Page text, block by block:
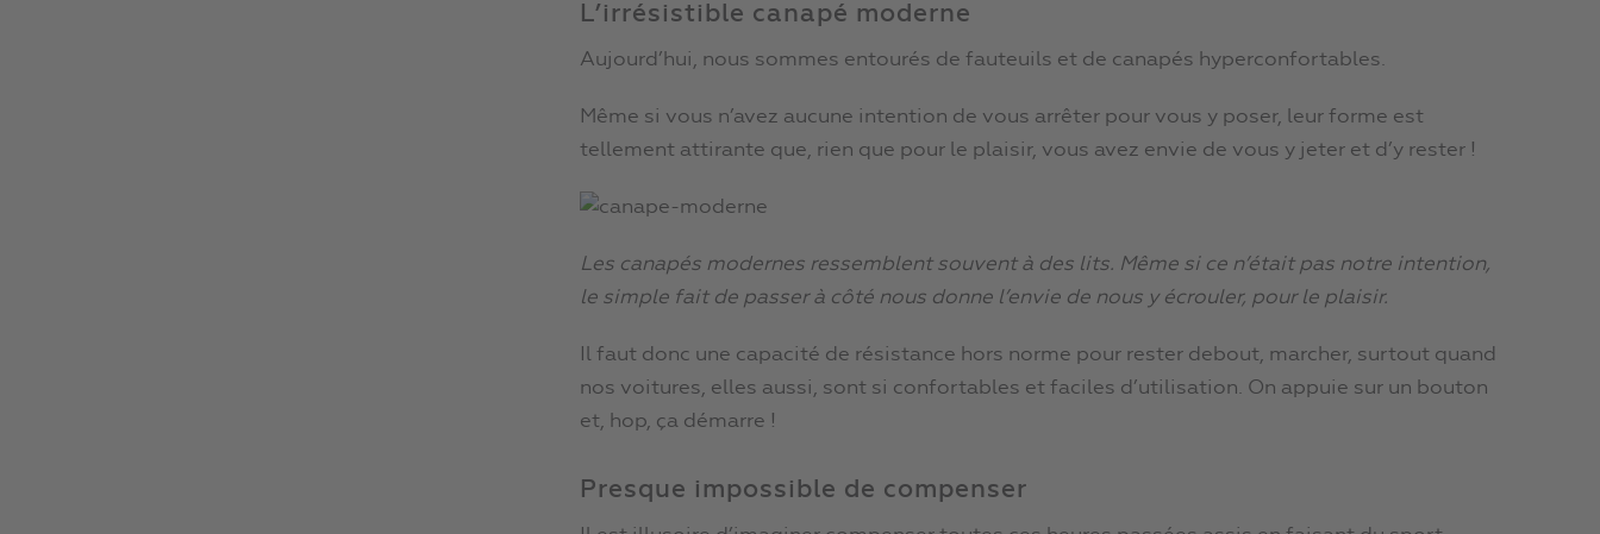
L’irrésistible canapé moderne
Aujourd’hui, nous sommes entourés de fauteuils et de canapés hyperconfortables.
Même si vous n’avez aucune intention de vous arrêter pour vous y poser, leur forme est
tellement attirante que, rien que pour le plaisir, vous avez envie de vous y jeter et d’y rester !
Les canapés modernes ressemblent souvent à des lits. Même si ce n’était pas notre intention,
le simple fait de passer à côté nous donne l’envie de nous y écrouler, pour le plaisir.
Il faut donc une capacité de résistance hors norme pour rester debout, marcher, surtout quand
nos voitures, elles aussi, sont si confortables et faciles d’utilisation. On appuie sur un bouton
et, hop, ça démarre !
Presque impossible de compenser